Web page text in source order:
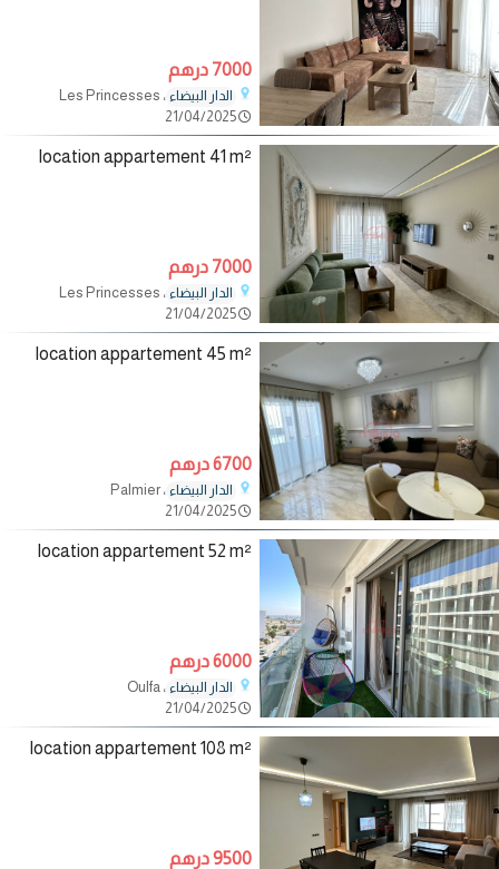
7000 درهم
الدار البيضاء ، Les Princesses
21/04/2025
location appartement 41 m²
7000 درهم
الدار البيضاء ، Les Princesses
21/04/2025
location appartement 45 m²
6700 درهم
الدار البيضاء ، Palmier
21/04/2025
location appartement 52 m²
6000 درهم
الدار البيضاء ، Oulfa
21/04/2025
location appartement 108 m²
9500 درهم